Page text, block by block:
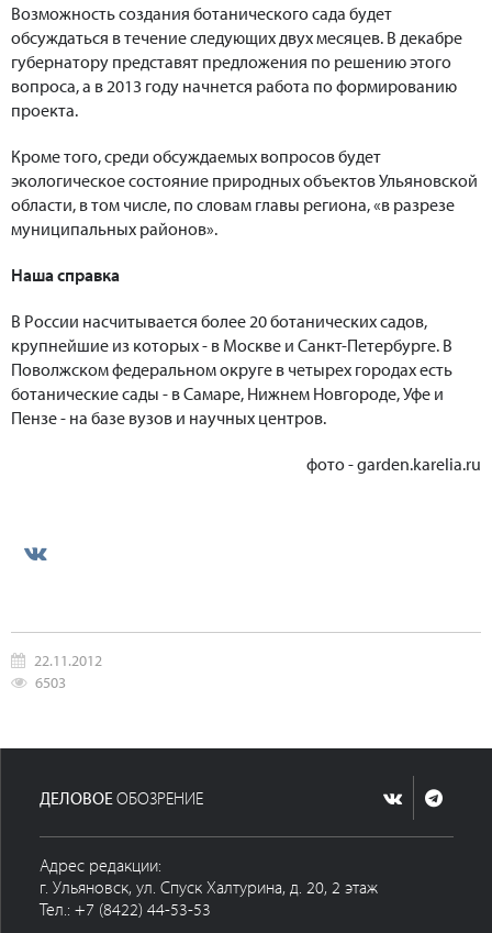
Возможность создания ботанического сада будет
обсуждаться в течение следующих двух месяцев. В декабре
губернатору представят предложения по решению этого
вопроса, а в 2013 году начнется работа по формированию
проекта.
Кроме того, среди обсуждаемых вопросов будет
экологическое состояние природных объектов Ульяновской
области, в том числе, по словам главы региона, «в разрезе
муниципальных районов».
Наша справка
В России насчитывается более 20 ботанических садов,
крупнейшие из которых - в Москве и Санкт-Петербурге. В
Поволжском федеральном округе в четырех городах есть
ботанические сады - в Самаре, Нижнем Новгороде, Уфе и
Пензе - на базе вузов и научных центров.
фото - garden.karelia.ru
22.11.2012
6503
ДЕЛОВОЕ ОБОЗРЕНИЕ
Адрес редакции:
г. Ульяновск, ул. Спуск Халтурина, д. 20, 2 этаж
Тел.: +7 (8422) 44-53-53